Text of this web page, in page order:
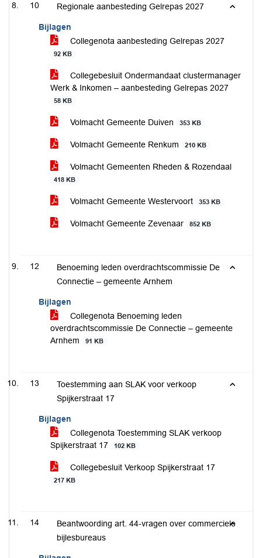
10 Regionale aanbesteding Gelrepas 2027
Bijlagen
Collegenota aanbesteding Gelrepas 2027
92 KB
Collegebesluit Ondermandaat clustermanager
Werk & Inkomen – aanbesteding Gelrepas 2027
58 KB
Volmacht Gemeente Duiven 353 KB
Volmacht Gemeente Renkum 210 KB
Volmacht Gemeenten Rheden & Rozendaal
418 KB
Volmacht Gemeente Westervoort 353 KB
Volmacht Gemeente Zevenaar 852 KB
12
Benoeming leden overdrachtscommissie De
Connectie – gemeente Arnhem
Bijlagen
Collegenota Benoeming leden
overdrachtscommissie De Connectie – gemeente
Arnhem
91 KB
13
Toestemming aan SLAK voor verkoop
Spijkerstraat 17
Bijlagen
Collegenota Toestemming SLAK verkoop
Spijkerstraat 17
102 KB
Collegebesluit Verkoop Spijkerstraat 17
217 KB
14
Beantwoording art. 44-vragen over commerciele
bijlesbureaus